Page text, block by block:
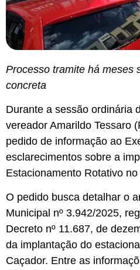
Processo tramite há meses
concreta
Durante a sessão ordinária
vereador Amarildo Tessaro
pedido de informação ao
esclarecimentos sobre a
Estacionamento Rotativo
O pedido busca detalhar o
Municipal nº 3.942/2025,
Decreto nº 11.687, de
da implantação do
Caçador. Entre as